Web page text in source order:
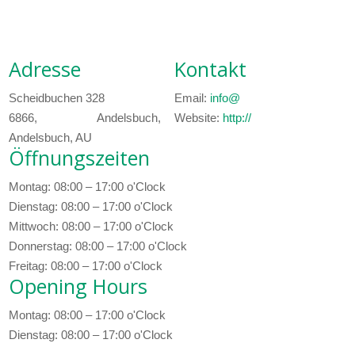
Adresse
Scheidbuchen 328
6866, Andelsbuch,
Andelsbuch, AU
Kontakt
Email: info@
Website: http://
Öffnungszeiten
Montag: 08:00 – 17:00 o'Clock
Dienstag: 08:00 – 17:00 o'Clock
Mittwoch: 08:00 – 17:00 o'Clock
Donnerstag: 08:00 – 17:00 o'Clock
Freitag: 08:00 – 17:00 o'Clock
Opening Hours
Montag: 08:00 – 17:00 o'Clock
Dienstag: 08:00 – 17:00 o'Clock